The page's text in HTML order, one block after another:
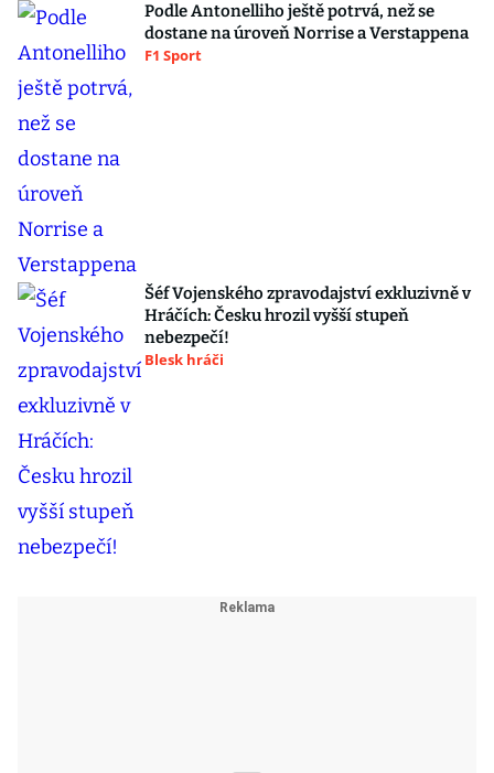
Podle Antonelliho ještě potrvá, než se
dostane na úroveň Norrise a Verstappena
F1 Sport
Šéf Vojenského zpravodajství exkluzivně v
Hráčích: Česku hrozil vyšší stupeň
nebezpečí!
Blesk hráči